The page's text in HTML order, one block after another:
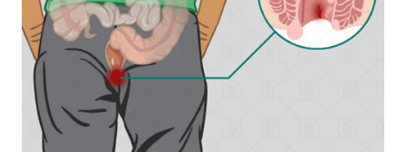
LESUNG
WN
KARO
WN
SIMALUNGUN